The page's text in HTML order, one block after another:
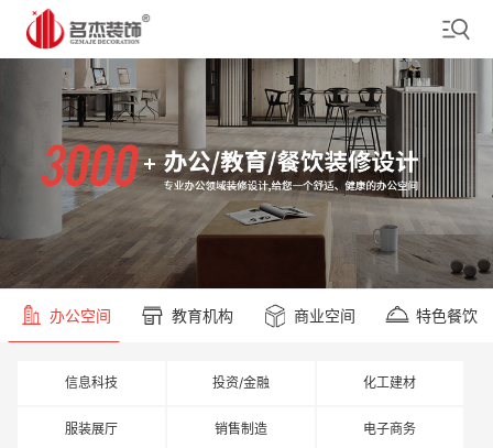
办公空间 教育机构 商业空间 特色餐饮
信息科技 投资/金融 化工建材
服装展厅 销售制造 电子商务